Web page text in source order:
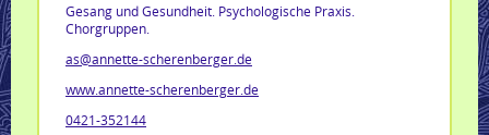
Gesang und Gesundheit. Psychologische Praxis.
Chorgruppen.
as@annette-scherenberger.de
www.annette-scherenberger.de
0421-352144